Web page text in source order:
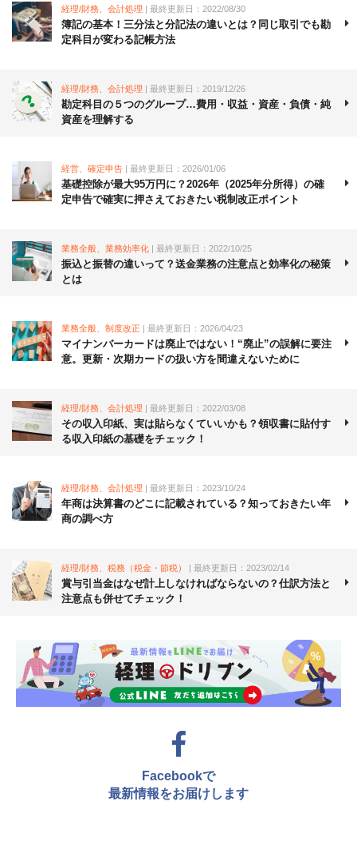
経理/財務、会計処理 | 最終更新日：2022/08/30
簿記の基本！三分法と分記法の違いとは？同じ取引でも勘
定科目が変わる記帳方法
経理/財務、会計処理 | 最終更新日：2019/12/26
勘定科目の５つのグループ…費用・収益・資産・負債・純
資産を理解する
経営、確定申告 | 最終更新日：2026/01/06
基礎控除が最大95万円に？2026年（2025年分所得）の確
定申告で確実に押さえておきたい税制改正ポイント
業務全般、業務効率化 | 最終更新日：2022/10/25
振込と振替の違いって？送金業務の注意点と効率化の秘策
とは
業務全般、制度改正 | 最終更新日：2026/04/23
マイナンバーカードは廃止ではない！“廃止”の誤解に要注
意。更新・次期カードの扱い方を間違えないために
経理/財務、会計処理 | 最終更新日：2022/03/08
その収入印紙、実は貼らなくていいかも？領収書に貼付す
る収入印紙の基礎をチェック！
経理/財務、会計処理 | 最終更新日：2023/10/24
年商は決算書のどこに記載されている？知っておきたい年
商の調べ方
経理/財務、税務（税金・節税） | 最終更新日：2023/02/14
賞与引当金はなぜ計上しなければならないの？仕訳方法と
注意点も併せてチェック！
Facebookで
最新情報をお届けします